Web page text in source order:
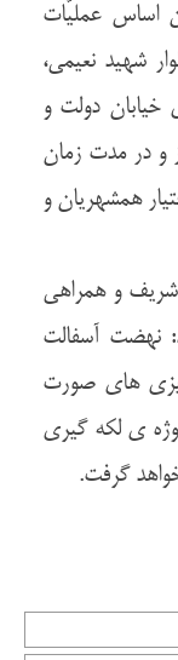
اساس عملیّات
شهید نعیمی،
خیابان دولت و
و در مدت زمان
همشهریان و
و همراهی
نهضت آسفالت
های صورت
ی لکه گیری
گرفت.